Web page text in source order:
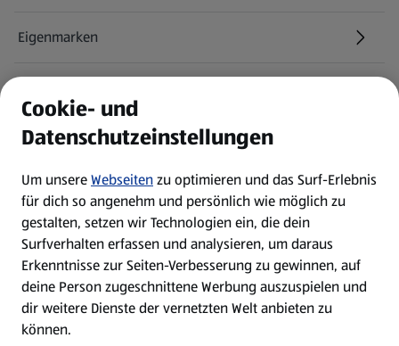
Eigenmarken
Newsletter
WhatsApp
Über ALDI SÜD
Filialen
Cookie- und
Datenschutzeinstellungen
Um unsereWebseitenzu optimieren und das Surf-Erlebnis
für dich so angenehm und persönlich wie möglich zu
gestalten, setzen wir Technologien ein, die dein
Surfverhalten erfassen und analysieren, um daraus
Erkenntnisse zur Seiten-Verbesserung zu gewinnen, auf
deine Person zugeschnittene Werbung auszuspielen und
dir weitere Dienste der vernetzten Welt anbieten zu
können.